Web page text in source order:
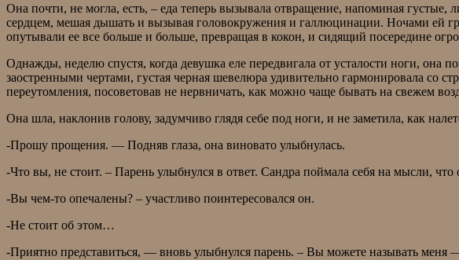
Она почти, не могла, есть, – еда теперь вызывала отвращение, напоминая густые,
сердцем, мешая дышать и вызывая головокружения и галлюцинации. Ночами ей
опутывали ее все больше и больше, превращая в кокон, и сидящий посередине
Однажды, неделю спустя, когда девушка еле передвигала от усталости ноги,
заостренными чертами, густая черная шевелюра удивительно гармонировала со
переутомления, посоветовав не нервничать, как можно чаще бывать на свежем
Она шла, наклонив голову, задумчиво глядя себе под ноги, и не заметила, как
-Прошу прощения. — Подняв глаза, она виновато улыбнулась.
-Что вы, не стоит. – Парень улыбнулся в ответ. Сандра поймала себя на мысли, что
-Вы чем-то опечалены? – участливо поинтересовался он.
-Не стоит об этом…
-Приятно представиться, — вновь улыбнулся парень. – Вы можете называть меня